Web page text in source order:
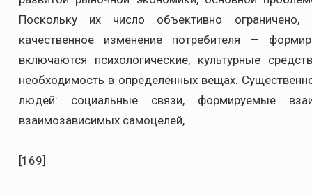
Поскольку их число объективно
качественное изменение потребителя —
включаются психологические, культурные
необходимость в определенных вещах.
людей: социальные связи, формируемые
взаимозависимых самоцелей,
[169]